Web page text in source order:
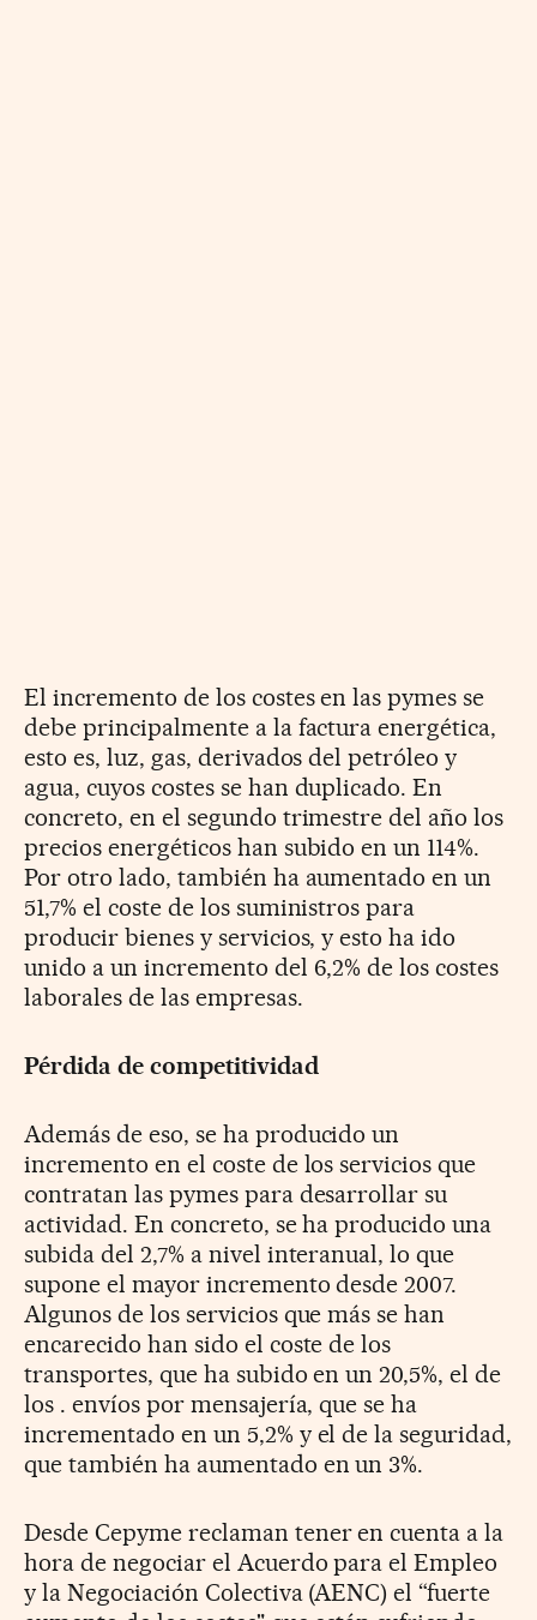
El incremento de los costes en las pymes se
debe principalmente a la factura energética,
esto es, luz, gas, derivados del petróleo y
agua, cuyos costes se han duplicado. En
concreto, en el segundo trimestre del año los
precios energéticos han subido en un 114%.
Por otro lado, también ha aumentado en un
51,7% el coste de los suministros para
producir bienes y servicios, y esto ha ido
unido a un incremento del 6,2% de los costes
laborales de las empresas.
Pérdida de competitividad
Además de eso, se ha producido un
incremento en el coste de los servicios que
contratan las pymes para desarrollar su
actividad. En concreto, se ha producido una
subida del 2,7% a nivel interanual, lo que
supone el mayor incremento desde 2007.
Algunos de los servicios que más se han
encarecido han sido el coste de los
transportes, que ha subido en un 20,5%, el de
los . envíos por mensajería, que se ha
incrementado en un 5,2% y el de la seguridad,
que también ha aumentado en un 3%.
Desde Cepyme reclaman tener en cuenta a la
hora de negociar el Acuerdo para el Empleo
y la Negociación Colectiva (AENC) el “fuerte